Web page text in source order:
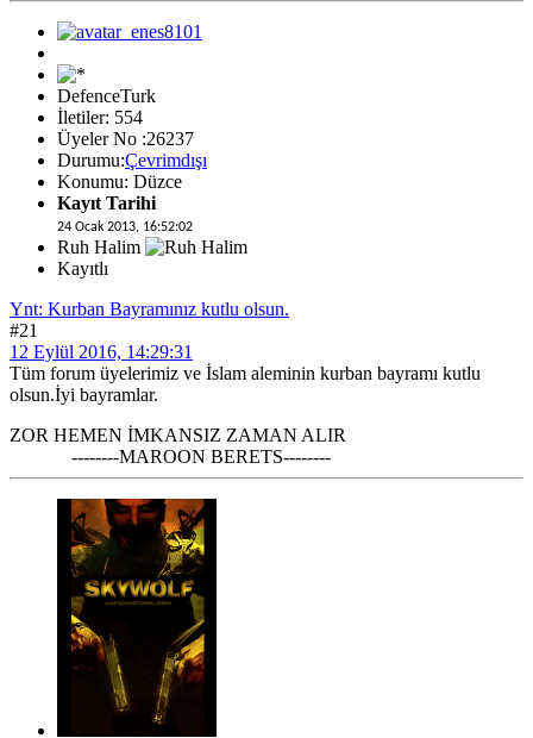
DefenceTurk
İletiler: 554
Üyeler No :26237
Durumu:Çevrimdışı
Konumu: Düzce
Kayıt Tarihi
24 Ocak 2013, 16:52:02
Ruh Halim
Kayıtlı
Ynt: Kurban Bayramınız kutlu olsun.
#21
12 Eylül 2016, 14:29:31
Tüm forum üyelerimiz ve İslam aleminin kurban bayramı kutlu
olsun.İyi bayramlar.
ZOR HEMEN İMKANSIZ ZAMAN ALIR
--------MAROON BERETS--------